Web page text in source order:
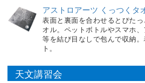
アストロアーツ くっつくタ
表面と裏面を合わせるとぴた
オル。ペットボトルやスマホ
等を結び目なしで包んで収納
ト。
天文講習会